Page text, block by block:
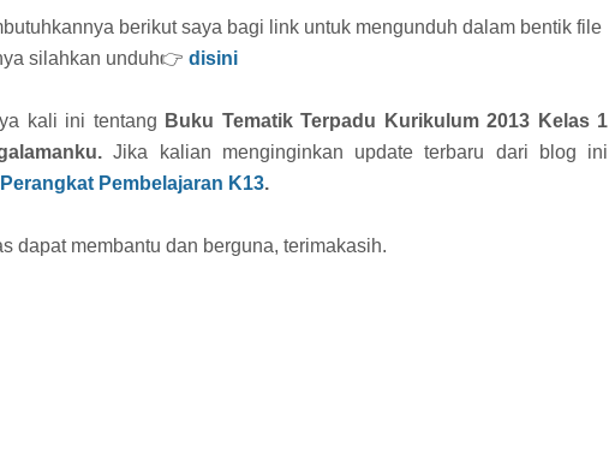
berikut saya bagi link untuk mengunduh dalam bentik file
silahkan unduh👉 disini
kali ini tentang Buku Tematik Terpadu Kurikulum 2013 Kelas 1
.Jika kalian menginginkan update terbaru dari blog ini
Perangkat Pembelajaran K13.
dapat membantu dan berguna, terimakasih.